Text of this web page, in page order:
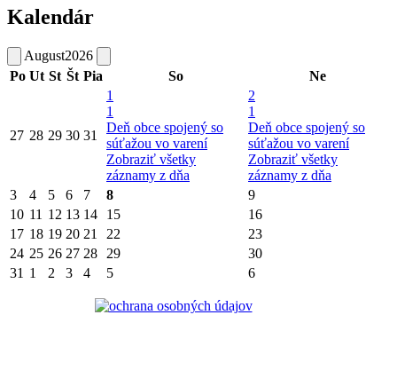
Kalendár
August2026
Po Ut St Št Pia So Ne
27 28 29 30 31
1
1
Deň obce spojený so
súťažou vo varení
Zobraziť všetky
záznamy z dňa
2
1
Deň obce spojený so
súťažou vo varení
Zobraziť všetky
záznamy z dňa
3
4 5 6 7 8
9
10 11 12 13 14 15
16
17 18 19 20 21 22
23
24 25 26 27 28 29
30
31 1 2 3 4 5 6